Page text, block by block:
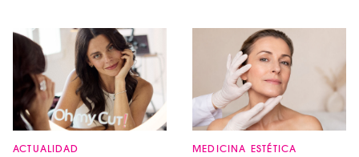
ACTUALIDAD MEDICINA ESTÉTICA